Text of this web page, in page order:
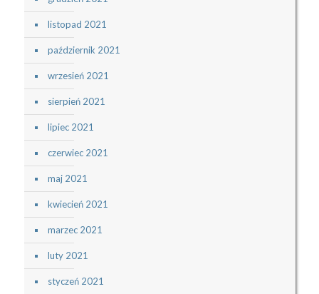
listopad 2021
październik 2021
wrzesień 2021
sierpień 2021
lipiec 2021
czerwiec 2021
maj 2021
kwiecień 2021
marzec 2021
luty 2021
styczeń 2021